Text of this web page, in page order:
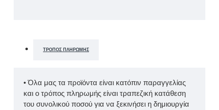
ΤΡΌΠΟΣ ΠΛΗΡΩΜΉΣ
• Όλα μας τα προϊόντα είναι κατόπιν παραγγελίας
και ο τρόπος πληρωμής είναι τραπεζική κατάθεση
του συνολικού ποσού για να ξεκινήσει η δημιουργία